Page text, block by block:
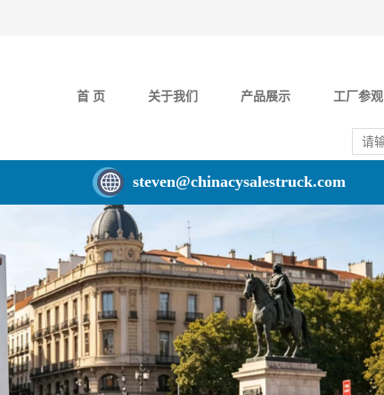
首 页 关于我们 产品展示 工厂参观
steven@chinacysalestruck.com